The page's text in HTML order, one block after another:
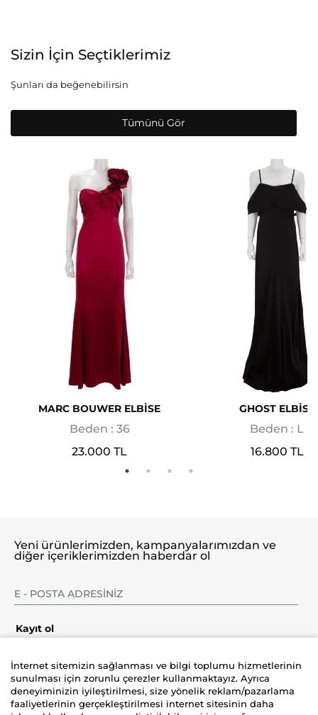
Sizin İçin Seçtiklerimiz
Şunları da beğenebilirsin
Tümünü Gör
MARC BOUWER ELBİSE
Beden : 36
23.000 TL
GHOST ELBİSE
Beden : L
16.800 TL
Şirket
Yeni ürünlerimizden, kampanyalarımızdan ve
diğer içeriklerimizden haberdar ol
Kayıt ol
İnternet sitemizin sağlanması ve bilgi toplumu hizmetlerinin
sunulması için zorunlu çerezler kullanmaktayız. Ayrıca
deneyiminizin iyileştirilmesi, size yönelik reklam/pazarlama
faaliyetlerinin gerçekleştirilmesi internet sitesinin daha